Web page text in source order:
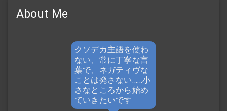
About Me
クソデカ主語を使わ
ない、常に丁寧な言
葉で、ネガティヴな
ことは発さない……小
さなところから始め
ていきたいです